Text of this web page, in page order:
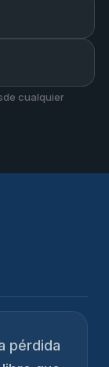
cualquier
pérdida